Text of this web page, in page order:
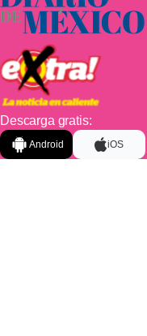
Descarga gratis:
Android iOS